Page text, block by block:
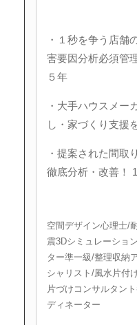
・１秒を争う店舗
害要因分析必須管
５年
・大手ハウスメー
し・家づくり支援
・提案された間取
徹底分析・改善！
空間デザイン心理士/
震3Dシミュレーショ
ター準一級/整理収納
シャリスト/風水片付
片づけコンサルタン
ディネーター